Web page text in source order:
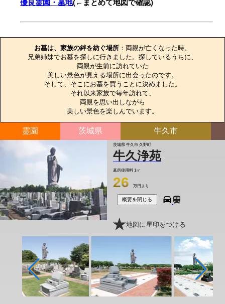
優良霊園・墓地(←まとめて地図で確認)
お墓は、家族の絆を紡ぐ場所 ：両親が亡くなった時、
兄弟姉妹でお墓を探しに行きました。探しているうちに、
両親が生前に訪れていた
美しい景色が見える場所に出会ったのです。
そして、そこにお墓を買うことに決めました。
それ以来家族で毎年訪れて、
両親を思い出しながら
美しい景色を楽しんでいます。
霊園 茨城県 牛久市
茨城県 牛久市 久野町
牛久浄苑
墓所使用料 1㎡
26 万円より
概要を閉じる
地図に星印をつける